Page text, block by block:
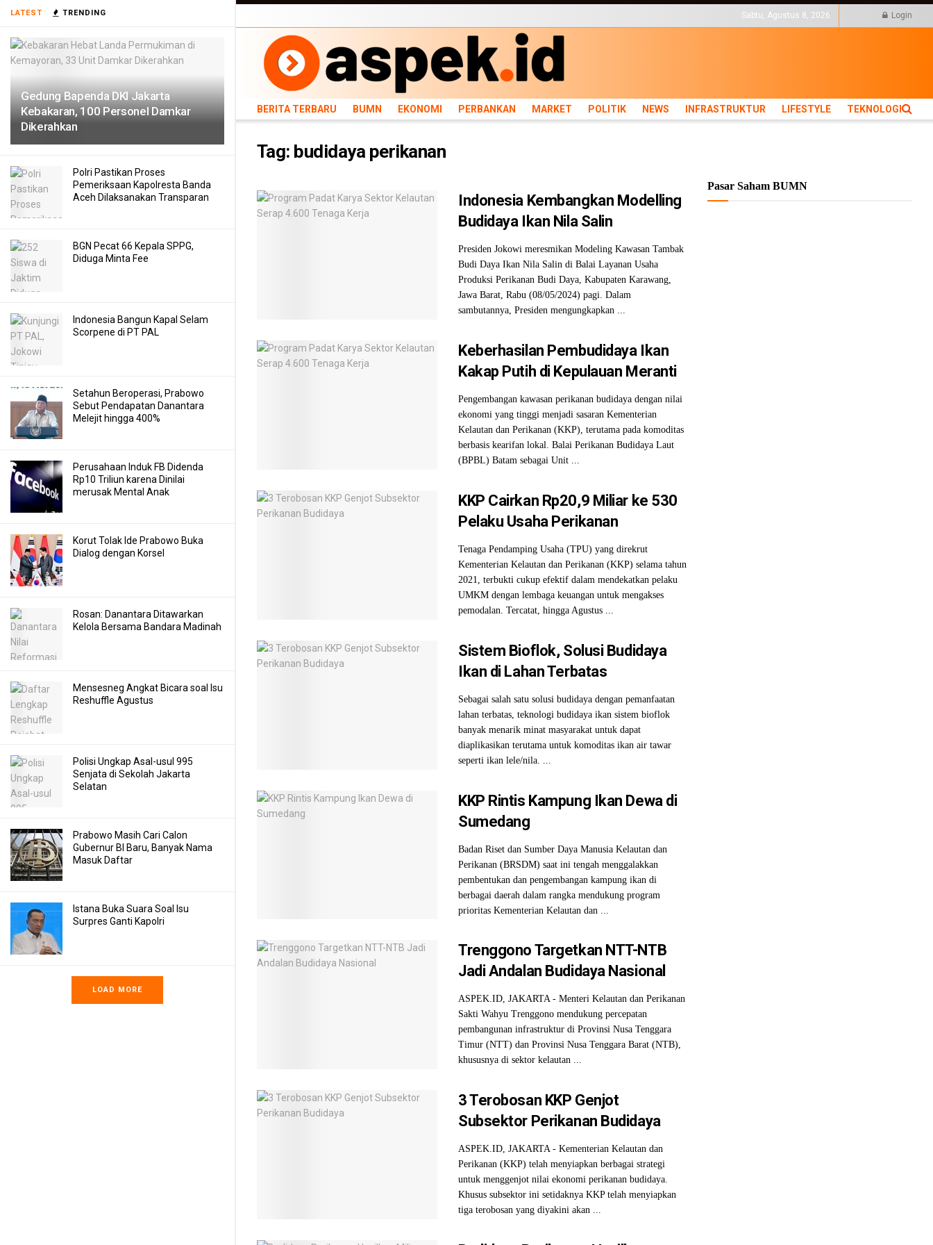
LATEST TRENDING
Gedung Bapenda DKI Jakarta
Kebakaran, 100 Personel Damkar
Dikerahkan
Polri Pastikan Proses
Pemeriksaan Kapolresta Banda
Aceh Dilaksanakan Transparan
BGN Pecat 66 Kepala SPPG,
Diduga Minta Fee
Indonesia Bangun Kapal Selam
Scorpene di PT PAL
Setahun Beroperasi, Prabowo
Sebut Pendapatan Danantara
Melejit hingga 400%
Perusahaan Induk FB Didenda
Rp10 Triliun karena Dinilai
merusak Mental Anak
Korut Tolak Ide Prabowo Buka
Dialog dengan Korsel
Rosan: Danantara Ditawarkan
Kelola Bersama Bandara Madinah
Mensesneg Angkat Bicara soal Isu
Reshuffle Agustus
Polisi Ungkap Asal-usul 995
Senjata di Sekolah Jakarta
Selatan
Prabowo Masih Cari Calon
Gubernur BI Baru, Banyak Nama
Masuk Daftar
Istana Buka Suara Soal Isu
Surpres Ganti Kapolri
LOAD MORE
Sabtu, Agustus 8, 2026 Login
BERITA TERBARU BUMN EKONOMI PERBANKAN MARKET POLITIK NEWS INFRASTRUKTUR LIFESTYLE TEKNOLOGI
Tag: budidaya perikanan
Indonesia Kembangkan Modelling
Budidaya Ikan Nila Salin
Presiden Jokowi meresmikan Modeling Kawasan Tambak
Budi Daya Ikan Nila Salin di Balai Layanan Usaha
Produksi Perikanan Budi Daya, Kabupaten Karawang,
Jawa Barat, Rabu (08/05/2024) pagi. Dalam
sambutannya, Presiden mengungkapkan ...
Keberhasilan Pembudidaya Ikan
Kakap Putih di Kepulauan Meranti
Pengembangan kawasan perikanan budidaya dengan nilai
ekonomi yang tinggi menjadi sasaran Kementerian
Kelautan dan Perikanan (KKP), terutama pada komoditas
berbasis kearifan lokal. Balai Perikanan Budidaya Laut
(BPBL) Batam sebagai Unit ...
KKP Cairkan Rp20,9 Miliar ke 530
Pelaku Usaha Perikanan
Tenaga Pendamping Usaha (TPU) yang direkrut
Kementerian Kelautan dan Perikanan (KKP) selama tahun
2021, terbukti cukup efektif dalam mendekatkan pelaku
UMKM dengan lembaga keuangan untuk mengakses
pemodalan. Tercatat, hingga Agustus ...
Sistem Bioflok, Solusi Budidaya
Ikan di Lahan Terbatas
Sebagai salah satu solusi budidaya dengan pemanfaatan
lahan terbatas, teknologi budidaya ikan sistem bioflok
banyak menarik minat masyarakat untuk dapat
diaplikasikan terutama untuk komoditas ikan air tawar
seperti ikan lele/nila. ...
KKP Rintis Kampung Ikan Dewa di
Sumedang
Badan Riset dan Sumber Daya Manusia Kelautan dan
Perikanan (BRSDM) saat ini tengah menggalakkan
pembentukan dan pengembangan kampung ikan di
berbagai daerah dalam rangka mendukung program
prioritas Kementerian Kelautan dan ...
Trenggono Targetkan NTT-NTB
Jadi Andalan Budidaya Nasional
ASPEK.ID, JAKARTA - Menteri Kelautan dan Perikanan
Sakti Wahyu Trenggono mendukung percepatan
pembangunan infrastruktur di Provinsi Nusa Tenggara
Timur (NTT) dan Provinsi Nusa Tenggara Barat (NTB),
khususnya di sektor kelautan ...
3 Terobosan KKP Genjot
Subsektor Perikanan Budidaya
ASPEK.ID, JAKARTA - Kementerian Kelautan dan
Perikanan (KKP) telah menyiapkan berbagai strategi
untuk menggenjot nilai ekonomi perikanan budidaya.
Khusus subsektor ini setidaknya KKP telah menyiapkan
tiga terobosan yang diyakini akan ...
Pasar Saham BUMN